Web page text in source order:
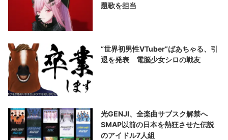
題歌を担当
“世界初男性VTuber”ばあちゃる、引
退を発表 電脳少女シロの戦友
光GENJI、全楽曲サブスク解禁へ
SMAP以前の日本を熱狂させた伝説
のアイドル7人組